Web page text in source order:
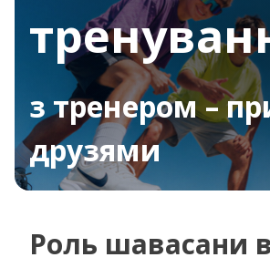
з тренером –
друзями
Роль шавасани